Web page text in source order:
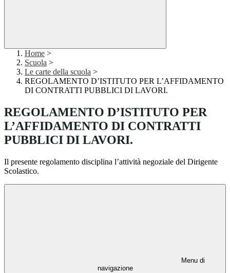
Home >
Scuola >
Le carte della scuola >
REGOLAMENTO D’ISTITUTO PER L’AFFIDAMENTO
DI CONTRATTI PUBBLICI DI LAVORI.
REGOLAMENTO D’ISTITUTO PER
L’AFFIDAMENTO DI CONTRATTI
PUBBLICI DI LAVORI.
Il presente regolamento disciplina l’attività negoziale del Dirigente
Scolastico.
Menu di
navigazione